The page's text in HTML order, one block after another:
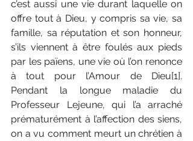
c’est aussi une vie durant laquelle on
offre tout à Dieu, y compris sa vie, sa
famille, sa réputation et son honneur,
s’ils viennent à être foulés aux pieds
par les païens, une vie où l’on renonce
à tout pour l’Amour de Dieu[1].
Pendant la longue maladie du
Professeur Lejeune, qui l’a arraché
prématurément à l’affection des siens,
on a vu comment meurt un chrétien à